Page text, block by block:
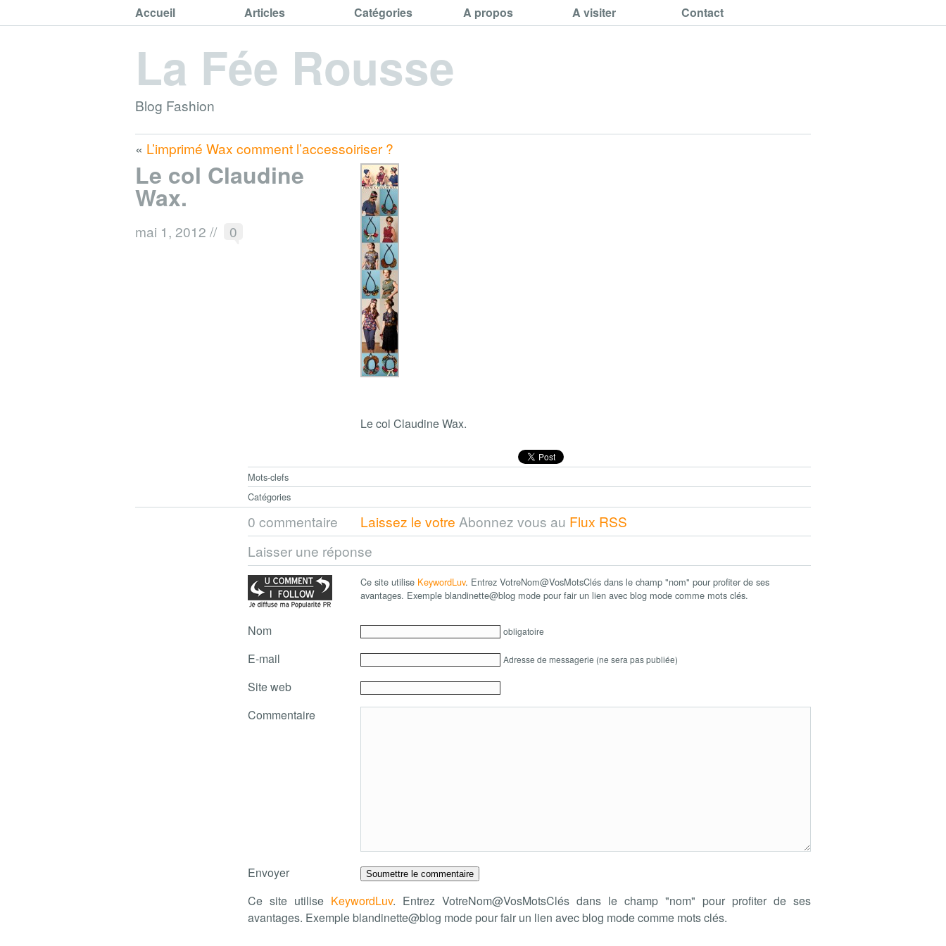
Accueil Articles Catégories A propos A visiter Contact
La Fée Rousse
Blog Fashion
« L’imprimé Wax comment l’accessoiriser ?
Le col Claudine
Wax.
mai 1, 2012 // 0
Le col Claudine Wax.
Mots-clefs
Catégories
0 commentaire Laissez le votre Abonnez vous au Flux RSS
Laisser une réponse
Ce site utilise KeywordLuv. Entrez VotreNom@VosMotsClés dans le champ "nom" pour profiter de ses
avantages. Exemple blandinette@blog mode pour fair un lien avec blog mode comme mots clés.
Nom obligatoire
E-mail Adresse de messagerie (ne sera pas publiée)
Site web
Commentaire
Envoyer
Ce site utilise KeywordLuv. Entrez VotreNom@VosMotsClés dans le champ "nom" pour profiter de ses
avantages. Exemple blandinette@blog mode pour fair un lien avec blog mode comme mots clés.